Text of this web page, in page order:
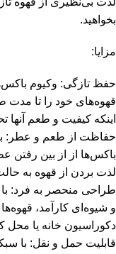
بخواهید.
مزایا:
حفظ تازگی: وکیوم
قهوه‌های خود را تا مدت
اینکه کیفیت و طعم آنها
حفاظت از طعم و عطر: با
باکس‌ها از از بین رفتن
لذت بردن از قهوه به
طراحی منحصر به فرد: با
و شیوه‌ای کارآمد،
دکوراسیون خانه یا محل
قابلیت حمل و نقل: با